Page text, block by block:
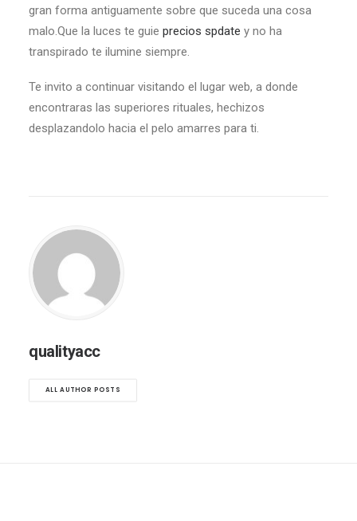
gran forma antiguamente sobre que suceda una cosa
malo.Que la luces te guie precios spdate y no ha
transpirado te ilumine siempre.
Te invito a continuar visitando el lugar web, a donde
encontraras las superiores rituales, hechizos
desplazandolo hacia el pelo amarres para ti.
qualityacc
ALL AUTHOR POSTS